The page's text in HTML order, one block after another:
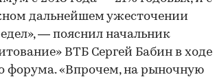
дальнейшем ужесточении
— пояснил начальник
ВТБ Сергей Бабин в ходе
форума. «Впрочем, на рыночную